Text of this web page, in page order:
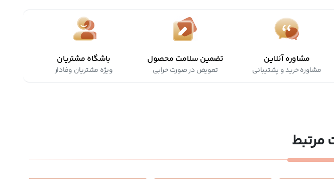
مشاوره آنلاین
مشاوره خرید و پشتیبانی
تضمین سلامت محصول
تعویض در صورت خرابی
باشگاه مشتریان
ویژه مشتریان وفادار
مرتبط